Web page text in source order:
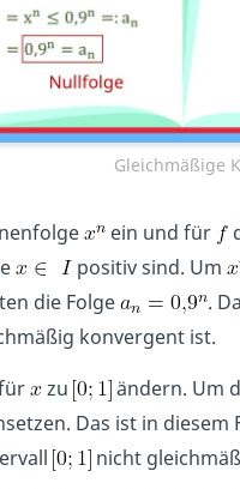
Gleichmäßige
ein und für
positiv sind. Um
die Folge
.
konvergent ist.
zu
ändern. Um
Das ist in diesem
nicht